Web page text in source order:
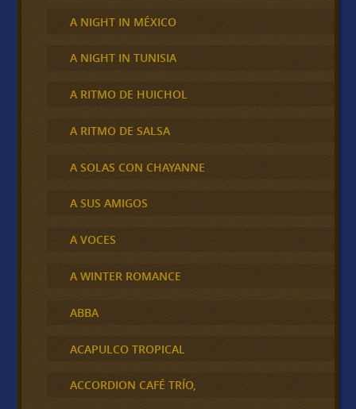
A NIGHT IN MÉXICO
A NIGHT IN TUNISIA
A RITMO DE HUICHOL
A RITMO DE SALSA
A SOLAS CON CHAYANNE
A SUS AMIGOS
A VOCES
A WINTER ROMANCE
ABBA
ACAPULCO TROPICAL
ACCORDION CAFÉ TRÍO,